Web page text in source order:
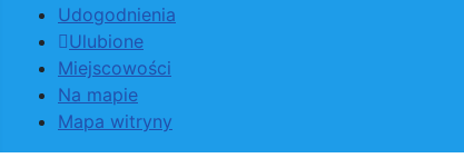
Udogodnienia
Ulubione
Miejscowości
Na mapie
Mapa witryny